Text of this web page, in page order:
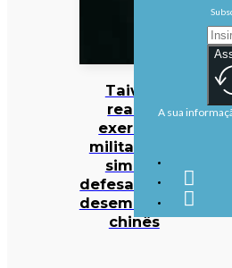
Taiwan
realiza
exercício
militar para
simular
defesa contra
desembarque
chinês
A sua